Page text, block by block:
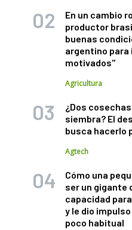
En un cambio
productor
buenas
argentino
motivados"
Agricultura
¿Dos
siembra? El
busca hacerlo
Agtech
Cómo una
ser un gigante
capacidad
y le dio
poco habitual